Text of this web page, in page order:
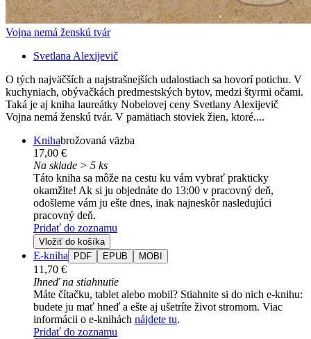
Vojna nemá ženskú tvár
Svetlana Alexijevič
O tých najväčších a najstrašnejších udalostiach sa hovorí potichu. V
kuchyniach, obývačkách predmestských bytov, medzi štyrmi očami.
Taká je aj kniha laureátky Nobelovej ceny Svetlany Alexijevič
Vojna nemá ženskú tvár. V pamätiach stoviek žien, ktoré....
Knihabrožovaná väzba
17,00 €
Na sklade > 5 ks
Táto kniha sa môže na cestu ku vám vybrať prakticky
okamžite! Ak si ju objednáte do 13:00 v pracovný deň,
odošleme vám ju ešte dnes, inak najneskôr nasledujúci
pracovný deň.
Pridať do zoznamu
Vložiť do košíka
E-kniha PDF EPUB MOBI
11,70 €
Ihneď na stiahnutie
Máte čítačku, tablet alebo mobil? Stiahnite si do nich e-knihu:
budete ju mať hneď a ešte aj ušetríte život stromom. Viac
informácii o e-knihách nájdete tu.
Pridať do zoznamu